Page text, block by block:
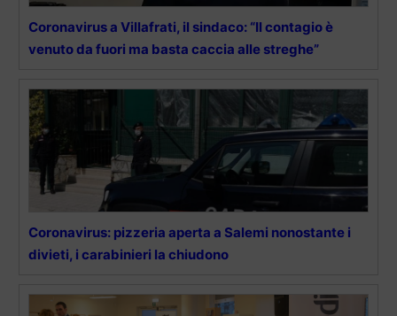
Coronavirus a Villafrati, il sindaco: “Il contagio è
venuto da fuori ma basta caccia alle streghe”
Coronavirus: pizzeria aperta a Salemi nonostante i
divieti, i carabinieri la chiudono